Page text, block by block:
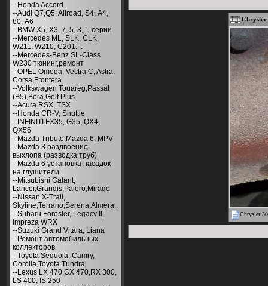
--Honda Accord
--Audi Q7,Q5, Allroad, S4, А4,
80, A6
--BMW X5, X3, 7, 5, 3, 1-серии
--Mercedes ML, SLK, CLK,
W211, W210, С201....
--Mercedes-Benz SL-Class
W230 тюнинг,ремонт
--OPEL Omega, Vectra C, Astra,
Corsa,Frontera
--Volkswagen Touareg,Passat
(B5),Bora,Golf Plus
--Acura RSX, TSX
--Honda CR-V, Shuttle
--INFINITI FX35, G35, QX4,
QX56
--Mazda Tribute,Mazda 6, MPV
--Mazda 3 раздвоение
выхлопа (разводка труб)
--Mazda 6 установка насадок
на глушители
--Mitsubishi Galant,
Lancer,Grandis,Pajero,Mirage
--Nissan X-Trail,
Skyline,Terrano,Serena,Almera..
--Subaru Forester, Legacy II,
Impreza WRX
--Suzuki Grand Vitara, Liana
--Ремонт автомобильных
коллекторов
--Toyota Sequoia, Camry,
Corolla,Toyota Tundra
--Lexus LX 470,GX 470,RX 300,
LS 400, IS 250
Chrysler
Chrysler